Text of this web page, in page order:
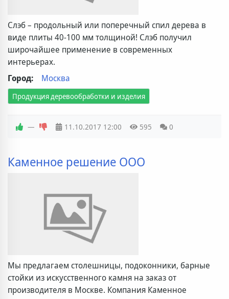
Слэб – продольный или поперечный спил дерева в
виде плиты 40-100 мм толщиной! Слэб получил
широчайшее применение в современных
интерьерах.
Город:
Москва
Продукция деревообработки и изделия
— 11.10.2017 12:00 595 0
Каменное решение ООО
Мы предлагаем столешницы, подоконники, барные
стойки из искусственного камня на заказ от
производителя в Москве. Компания Каменное